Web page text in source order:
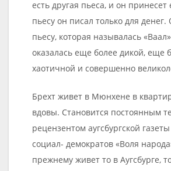
есть другая пьеса, и он принесет
пьесу он писал только для
пьесу, которая называлась
оказалась еще более дикой, еще
хаотичной и совершенно
Брехт живет в Мюнхене в
вдовы. Становится постоянным
рецензентом аугсбургской
социал- демократов «Воля
прежнему живет то в Аугсбурге,